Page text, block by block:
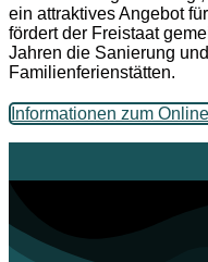
ein attraktives Angebot
fördert der Freistaat
Jahren die Sanierung
Familienferienstätten.
Informationen zum